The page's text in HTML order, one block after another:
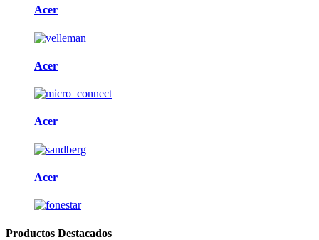
Acer
Acer
Acer
Acer
Productos Destacados